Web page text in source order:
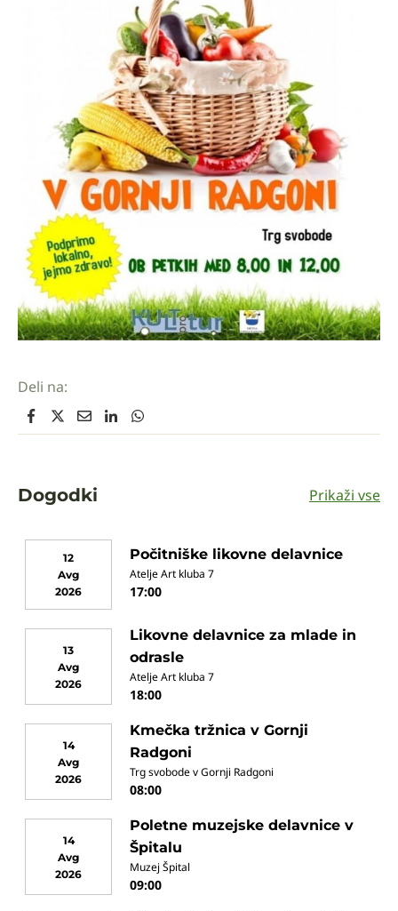
Deli na:
Dogodki Prikaži vse
12
Avg
2026
Počitniške likovne delavnice
Atelje Art kluba 7
17:00
13
Avg
2026
Likovne delavnice za mlade in
odrasle
Atelje Art kluba 7
18:00
14
Avg
2026
Kmečka tržnica v Gornji
Radgoni
Trg svobode v Gornji Radgoni
08:00
14
Avg
2026
Poletne muzejske delavnice v
Špitalu
Muzej Špital
09:00